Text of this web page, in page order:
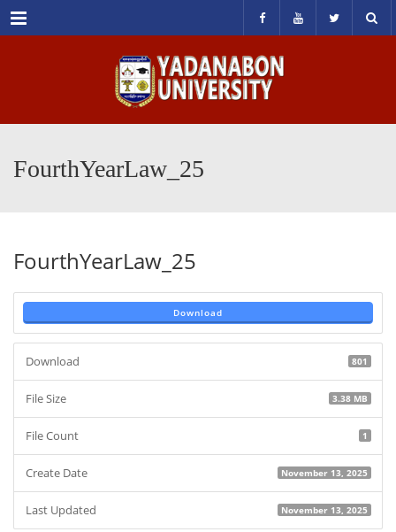
Menu
FourthYearLaw_25
FourthYearLaw_25
Download
Download 801
File Size 3.38 MB
File Count 1
Create Date November 13, 2025
Last Updated November 13, 2025